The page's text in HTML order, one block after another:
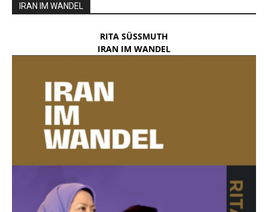
IRAN IM WANDEL
RITA SÜSSMUTH
IRAN IM WANDEL